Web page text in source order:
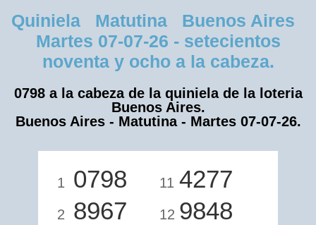
Quiniela Matutina Buenos Aires
Martes 07-07-26 - setecientos
noventa y ocho a la cabeza.
0798 a la cabeza de la quiniela de la loteria
Buenos Aires.
Buenos Aires - Matutina - Martes 07-07-26.
1 0798
2 8967
11 4277
12 9848